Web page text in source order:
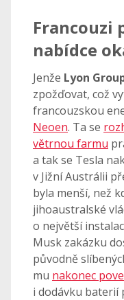
Francouzi
nabídce
Jenže Lyon
zpožďovat, což
francouzskou
Neoen. Ta se
větrnou farmu
a tak se Tesla
v Jižní Austrálii
byla menší, než
jihoaustralské
o největší
Musk zakázku
původně
mu nakonec
i dodávku baterií